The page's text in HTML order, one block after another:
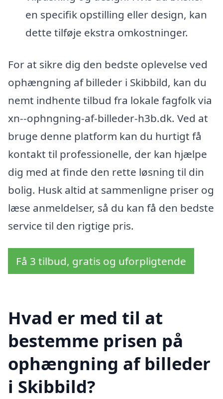
en specifik opstilling eller design, kan
dette tilføje ekstra omkostninger.
For at sikre dig den bedste oplevelse ved
ophængning af billeder i Skibbild, kan du
nemt indhente tilbud fra lokale fagfolk via
xn--ophngning-af-billeder-h3b.dk. Ved at
bruge denne platform kan du hurtigt få
kontakt til professionelle, der kan hjælpe
dig med at finde den rette løsning til din
bolig. Husk altid at sammenligne priser og
læse anmeldelser, så du kan få den bedste
service til den rigtige pris.
Få 3 tilbud, gratis og uforpligtende
Hvad er med til at
bestemme prisen på
ophængning af billeder
i Skibbild?